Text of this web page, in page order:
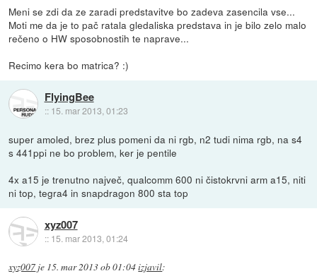
Meni se zdi da ze zaradi predstavitve bo zadeva zasencila vse...
Moti me da je to pač ratala gledaliska predstava in je bilo zelo malo
rečeno o HW sposobnostih te naprave...
Recimo kera bo matrica? :)
FlyingBee
:: 15. mar 2013, 01:23
super amoled, brez plus pomeni da ni rgb, n2 tudi nima rgb, na s4
s 441ppi ne bo problem, ker je pentile
4x a15 je trenutno največ, qualcomm 600 ni čistokrvni arm a15, niti
ni top, tegra4 in snapdragon 800 sta top
xyz007
:: 15. mar 2013, 01:24
xyz007 je 15. mar 2013 ob 01:04izjavil: